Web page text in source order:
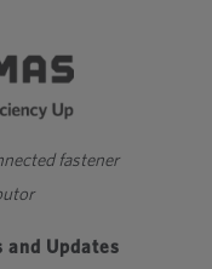
fastener
and Updates